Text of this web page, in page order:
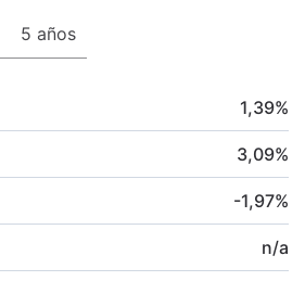
5 años
1,39%
3,09%
-1,97%
n/a